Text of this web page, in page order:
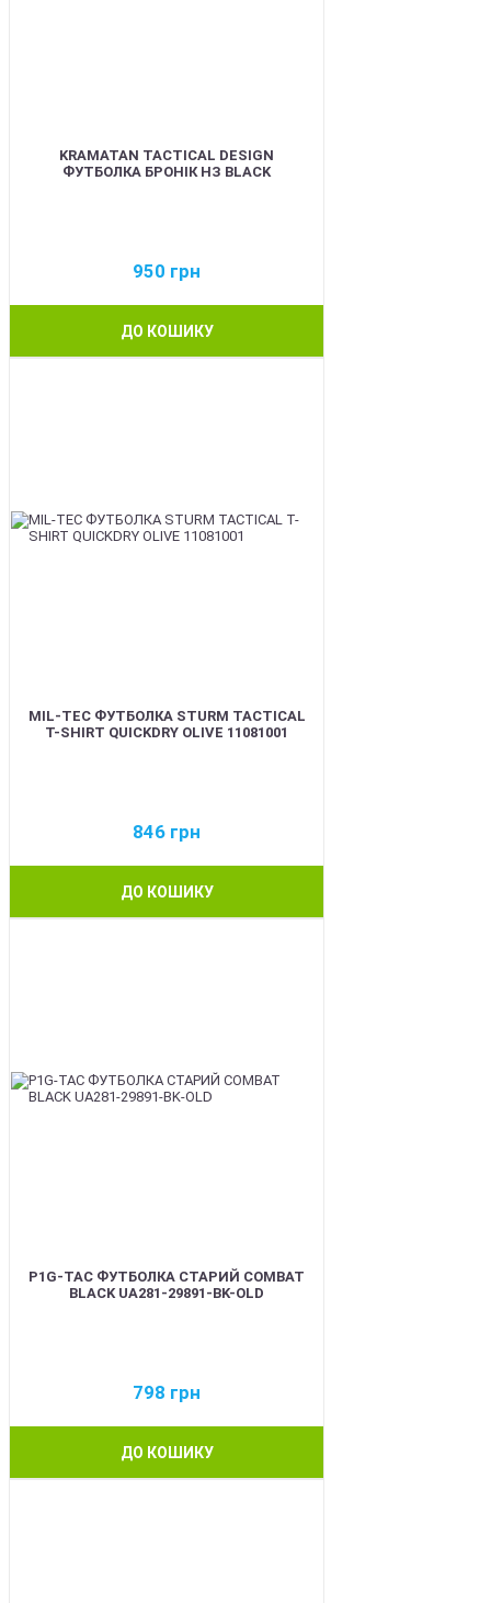
KRAMATAN TACTICAL DESIGN
ФУТБОЛКА БРОНІК НЗ BLACK
950 грн
ДО КОШИКУ
MIL-TEC ФУТБОЛКА STURM TACTICAL
T-SHIRT QUICKDRY OLIVE 11081001
846 грн
ДО КОШИКУ
P1G-TAC ФУТБОЛКА СТАРИЙ COMBAT
BLACK UA281-29891-BK-OLD
798 грн
ДО КОШИКУ